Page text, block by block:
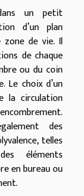
un petit
d’un plan
zone de vie. Il
de chaque
ou du coin
Le choix d’un
la circulation
des
telles
éléments
en bureau ou